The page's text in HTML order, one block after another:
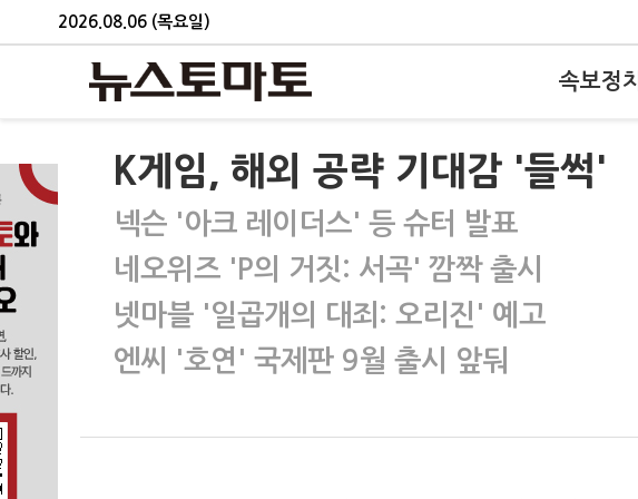
2026.08.06 (목요일)
속보정치
K게임, 해외 공략 기대감 '들썩'
넥슨 '아크 레이더스' 등 슈터 발표
네오위즈 'P의 거짓: 서곡' 깜짝 출시
넷마블 '일곱개의 대죄: 오리진' 예고
엔씨 '호연' 국제판 9월 출시 앞둬